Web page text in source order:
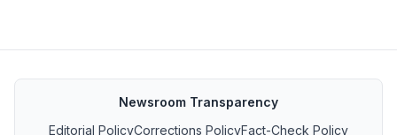
Newsroom Transparency
Editorial PolicyCorrections PolicyFact-Check Policy